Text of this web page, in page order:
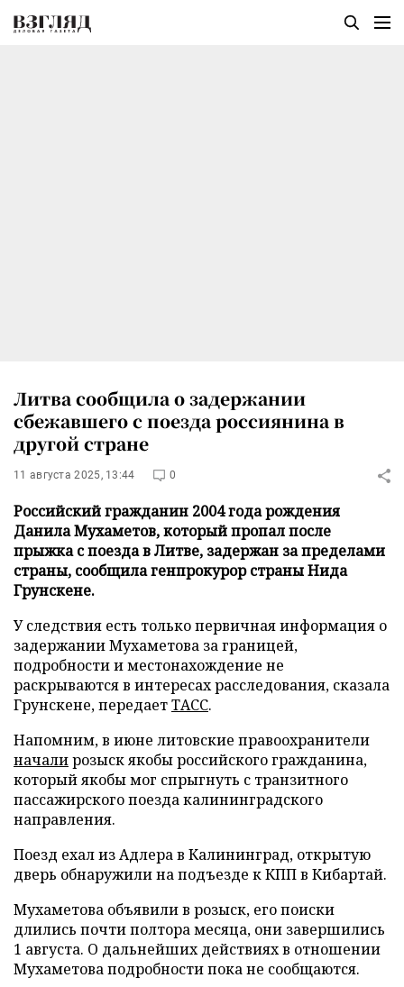
Литва сообщила о задержании
сбежавшего с поезда россиянина в
другой стране
11 августа 2025, 13:44 0
Российский гражданин 2004 года рождения
Данила Мухаметов, который пропал после
прыжка с поезда в Литве, задержан за пределами
страны, сообщила генпрокурор страны Нида
Грунскене.
У следствия есть только первичная информация о
задержании Мухаметова за границей,
подробности и местонахождение не
раскрываются в интересах расследования, сказала
Грунскене, передаетТАСС.
Напомним, в июне литовские правоохранители
началирозыск якобы российского гражданина,
который якобы мог спрыгнуть с транзитного
пассажирского поезда калининградского
направления.
Поезд ехал из Адлера в Калининград, открытую
дверь обнаружили на подъезде к КПП в Кибартай.
Мухаметова объявили в розыск, его поиски
длились почти полтора месяца, они завершились
1 августа. О дальнейших действиях в отношении
Мухаметова подробности пока не сообщаются.